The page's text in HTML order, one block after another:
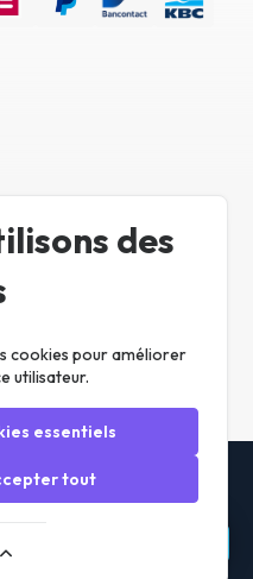
rights reserved.
des
cookies pour améliorer
utilisateur.
essentiels
tout